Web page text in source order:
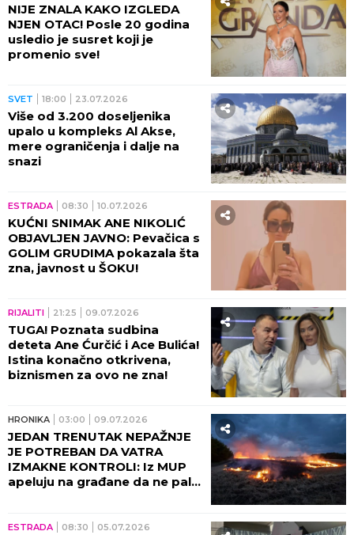
NIJE ZNALA KAKO IZGLEDA
NJEN OTAC! Posle 20 godina
usledio je susret koji je
promenio sve!
SVET 18:00 23.07.2026
Više od 3.200 doseljenika
upalo u kompleks Al Akse,
mere ograničenja i dalje na
snazi
ESTRADA 08:30 10.07.2026
KUĆNI SNIMAK ANE NIKOLIĆ
OBJAVLJEN JAVNO: Pevačica s
GOLIM GRUDIMA pokazala šta
zna, javnost u ŠOKU!
RIJALITI 21:25 09.07.2026
TUGA! Poznata sudbina
deteta Ane Ćurčić i Ace Bulića!
Istina konačno otkrivena,
biznismen za ovo ne zna!
HRONIKA 03:00 09.07.2026
JEDAN TRENUTAK NEPAŽNJE
JE POTREBAN DA VATRA
IZMAKNE KONTROLI: Iz MUP
apeluju na građane da ne pale
ESTRADA 08:30 05.07.2026